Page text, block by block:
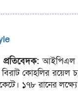
প্রতিবেদক: আইপিএল
কোহলির রয়েল
১৭৮ রানের